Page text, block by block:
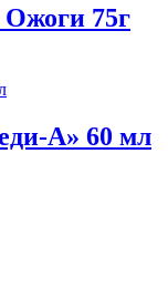
75г
А» 60 мл